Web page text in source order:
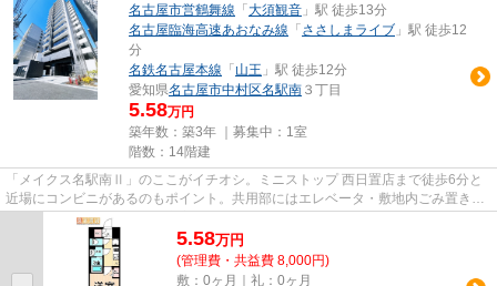
名古屋市営鶴舞線 「 大須観音 」駅 徒歩13分
名古屋臨海高速あおなみ線 「 ささしまライブ 」駅 徒歩12
分
名鉄名古屋本線 「 山王 」駅 徒歩12分
愛知県名古屋市中村区名駅南 ３丁目
5.58万円
築年数：築3年 ｜募集中： 1室
階数：14階建
「メイクス名駅南Ⅱ」のここがイチオシ。ミニストップ 西日置店まで徒歩6分と
近場にコンビニがあるのもポイント。共用部にはエレベータ・敷地内ごみ置き場
などが揃っており、とても充実...
5.58万円
(管理費・共益費 8,000円)
敷：0ヶ月｜礼：0ヶ月